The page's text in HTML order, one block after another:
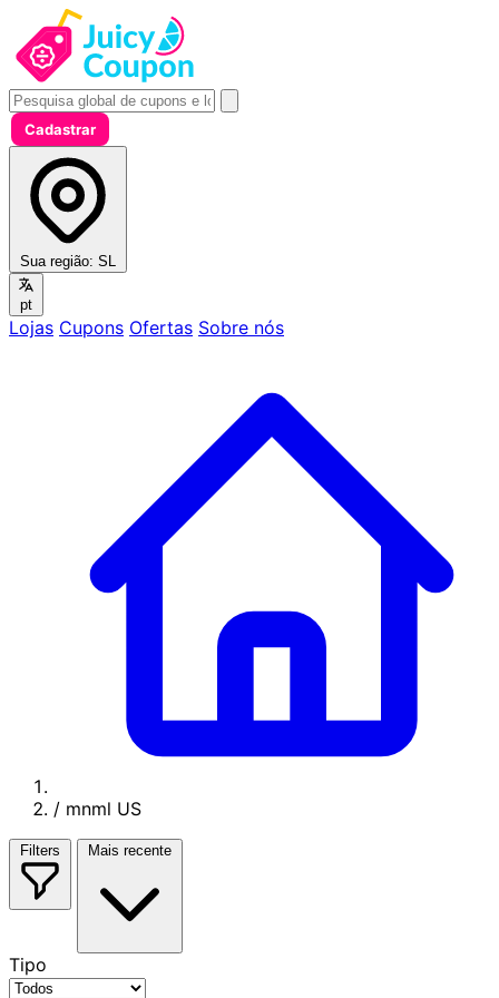
Cadastrar
Sua região: SL
pt
Lojas Cupons Ofertas Sobre nós
/ mnml US
Filters Mais recente
Tipo